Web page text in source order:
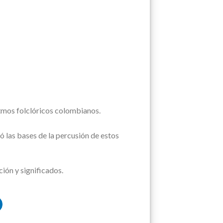
folclóricos colombianos.
bases de la percusión de estos
y significados.